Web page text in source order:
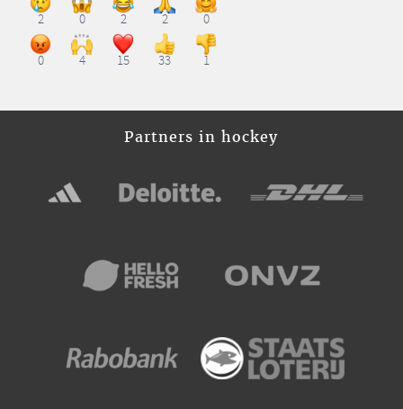
2 0 2 2 0
0 4 15 33 1
Partners in hockey